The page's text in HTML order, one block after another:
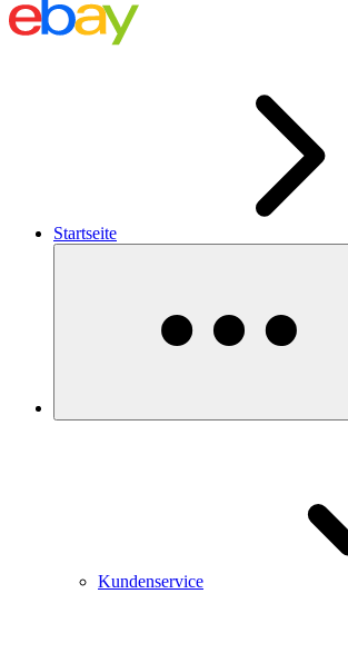
Startseite
Kundenservice